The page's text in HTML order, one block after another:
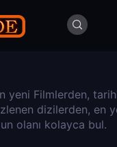
yeni Filmlerden,
dizilerden, en
olanı kolayca bul.